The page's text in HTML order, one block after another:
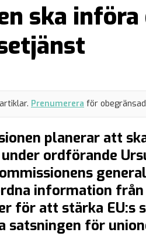
ska införa
Prenumerera för
planerar att
ordförande
information
för att stärka EU:s
satsningen för